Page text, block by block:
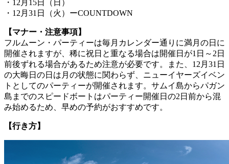
・12月15日（日）
・12月31日（火）ーCOUNTDOWN
【マナー・注意事項】
フルムーン・パーティーは毎月カレンダー通りに満月の日に
開催されますが、稀に祝日と重なる場合は開催日が1日～2日
前後ずれる場合があるため注意が必要です。また、12月31日
の大晦日の日は月の状態に関わらず、ニューイヤーズイベン
トとしてのパーティーが開催されます。サムイ島からパガン
島までのスピードボートはパーティー開催日の2日前から混
み始めるため、早めの予約がおすすめです。
【行き方】